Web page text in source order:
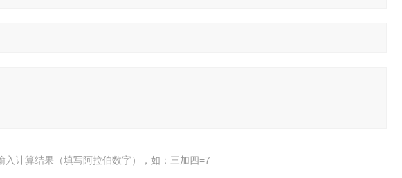
入计算结果（填写阿拉伯数字），如：三加四=7